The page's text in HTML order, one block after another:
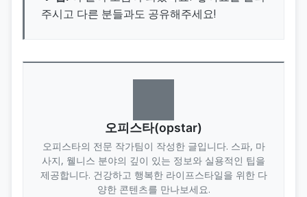
주시고 다른 분들과도 공유해주세요!
오피스타(opstar)
오피스타의 전문 작가팀이 작성한 글입니다. 스파, 마
사지, 웰니스 분야의 깊이 있는 정보와 실용적인 팁을
제공합니다. 건강하고 행복한 라이프스타일을 위한 다
양한 콘텐츠를 만나보세요.